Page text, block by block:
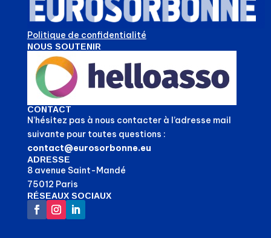
Politique de confidentialité
NOUS SOUTENIR
CONTACT
N’hésitez pas à nous contacter à l’adresse mail
suivante pour toutes questions :
contact@eurosorbonne.eu
ADRESSE
8 avenue Saint-Mandé
75012 Paris
RÉSEAUX SOCIAUX